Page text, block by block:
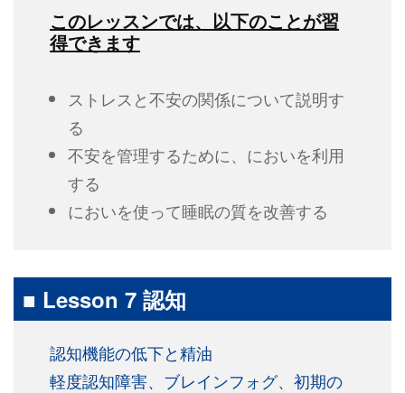
このレッスンでは、以下のことが習
得できます
ストレスと不安の関係について説明す
る
不安を管理するために、においを利用
する
においを使って睡眠の質を改善する
■ Lesson 7 認知
認知機能の低下と精油
軽度認知障害、ブレインフォグ、初期の